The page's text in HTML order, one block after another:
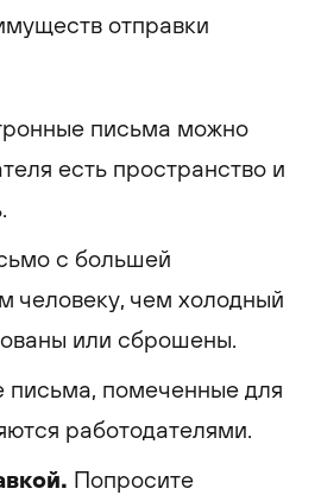
отправки
письма можно
есть пространство и
с большей
человеку, чем холодный
или сброшены.
письма, помеченные для
работодателями.
Попросите